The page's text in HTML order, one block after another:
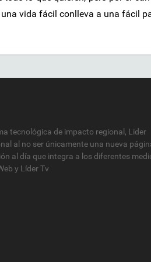
vida fácil conlleva a una fácil
tecnológica de impacto regional, Lider
al no ser únicamente una nueva
al día que integra a los diferentes
y Líder Tv